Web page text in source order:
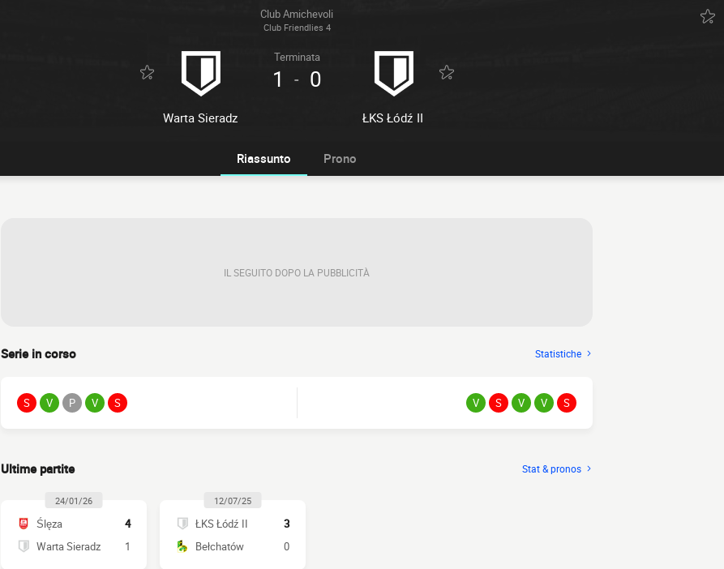
Club Amichevoli
Club Friendlies 4
Warta Sieradz
Terminata
1 - 0
ŁKS Łódź II
Riassunto Prono
IL SEGUITO DOPO LA PUBBLICITÀ
Serie in corso Statistiche
S V P V S V S V V S
Ultime partite Stat & pronos
24/01/26
Ślęza
4
Warta Sieradz
1
12/07/25
ŁKS Łódź II
3
Bełchatów
0